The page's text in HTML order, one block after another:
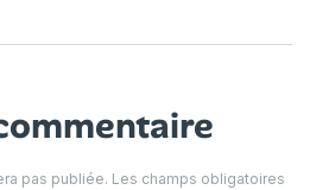
pas publiée. Les champs obligatoires